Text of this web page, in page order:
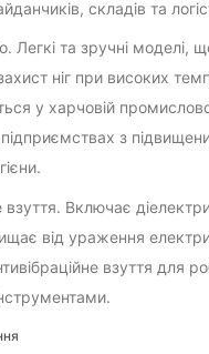
складів та
Легкі та зручні моделі,
ніг при високих
у харчовій
підприємствах з
взуття. Включає
від ураження
взуття для